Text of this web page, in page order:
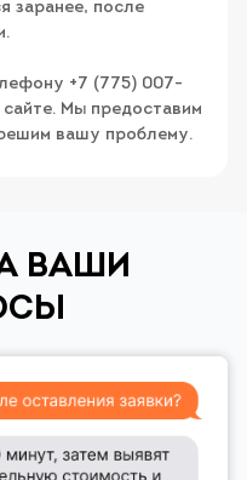
заранее, после
+7 (775) 007-
Мы предоставим
вашу проблему.
ВАШИ